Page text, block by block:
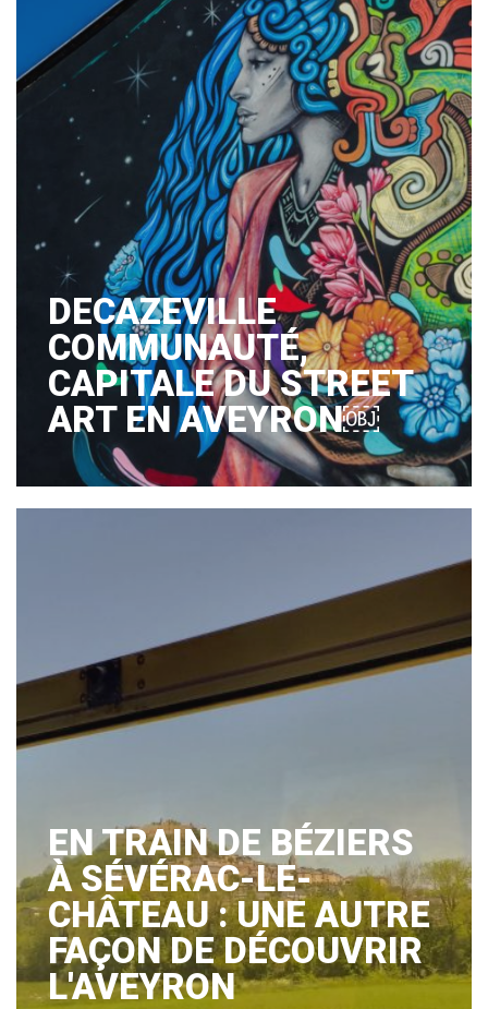
DECAZEVILLE
COMMUNAUTÉ,
CAPITALE DU STREET
ART EN AVEYRON￼
EN TRAIN DE BÉZIERS
À SÉVÉRAC-LE-
CHÂTEAU : UNE AUTRE
FAÇON DE DÉCOUVRIR
L'AVEYRON